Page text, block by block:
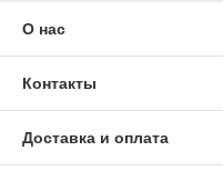
О нас
Контакты
Доставка и оплата